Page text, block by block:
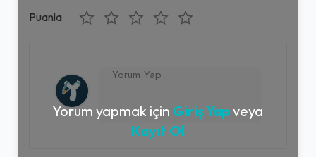
Puanla
Yorum yapmak için Giriş Yap veya
Kayıt Ol